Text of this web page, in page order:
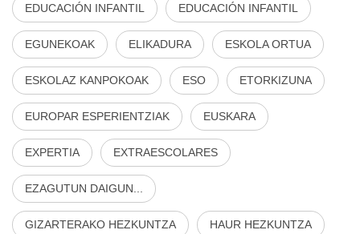
EDUCACIÓN INFANTIL EDUCACIÓN INFANTIL
EGUNEKOAK ELIKADURA ESKOLA ORTUA
ESKOLAZ KANPOKOAK ESO ETORKIZUNA
EUROPAR ESPERIENTZIAK EUSKARA
EXPERTIA EXTRAESCOLARES
EZAGUTUN DAIGUN...
GIZARTERAKO HEZKUNTZA HAUR HEZKUNTZA